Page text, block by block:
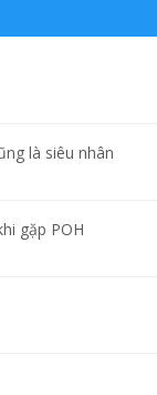
là siêu nhân
gặp POH